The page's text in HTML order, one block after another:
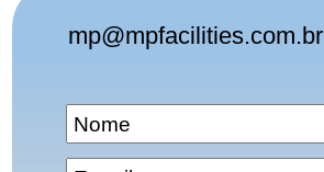
mp@mpfacilities.com.br